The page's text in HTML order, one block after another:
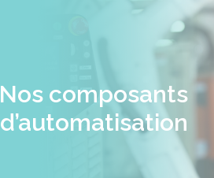
Nos composants
d’automatisation